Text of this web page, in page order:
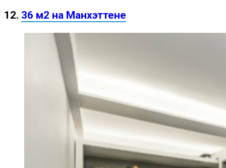
12. 36 м2 на Манхэттене